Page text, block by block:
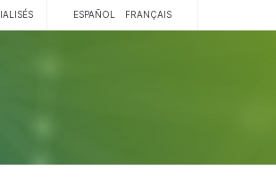
ESPAÑOL FRANÇAIS